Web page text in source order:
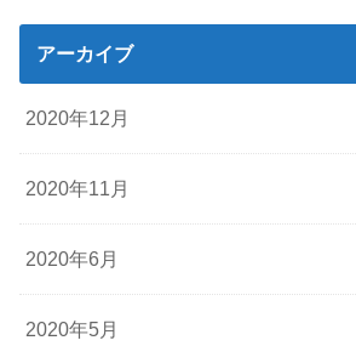
アーカイブ
2020年12月
2020年11月
2020年6月
2020年5月